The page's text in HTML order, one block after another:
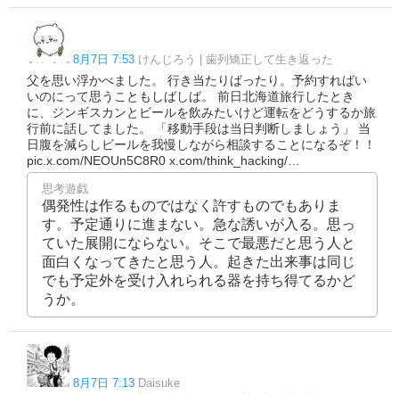
8月7日 7:53 けんじろう | 歯列矯正して生き返った
父を思い浮かべました。 行き当たりばったり。予約すればい
いのにって思うこともしばしば。 前日北海道旅行したとき
に、ジンギスカンとビールを飲みたいけど運転をどうするか旅
行前に話してました。 「移動手段は当日判断しましょう」 当
日腹を減らしビールを我慢しながら相談することになるぞ！！
pic.x.com/NEOUn5C8R0 x.com/think_hacking/…
思考遊戯
偶発性は作るものではなく許すものでもありま
す。予定通りに進まない。急な誘いが入る。思っ
ていた展開にならない。そこで最悪だと思う人と
面白くなってきたと思う人。起きた出来事は同じ
でも予定外を受け入れられる器を持ち得てるかど
うか。
8月7日 7:13 Daisuke